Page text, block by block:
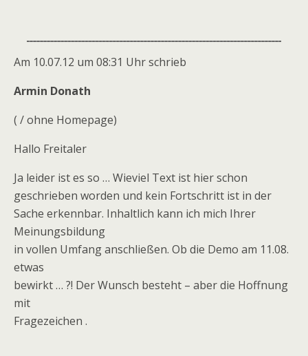
Am 10.07.12 um 08:31 Uhr schrieb
Armin Donath
( / ohne Homepage)
Hallo Freitaler
Ja leider ist es so … Wieviel Text ist hier schon
geschrieben worden und kein Fortschritt ist in der
Sache erkennbar. Inhaltlich kann ich mich Ihrer
Meinungsbildung
in vollen Umfang anschließen. Ob die Demo am 11.08.
etwas
bewirkt … ?! Der Wunsch besteht – aber die Hoffnung
mit
Fragezeichen .